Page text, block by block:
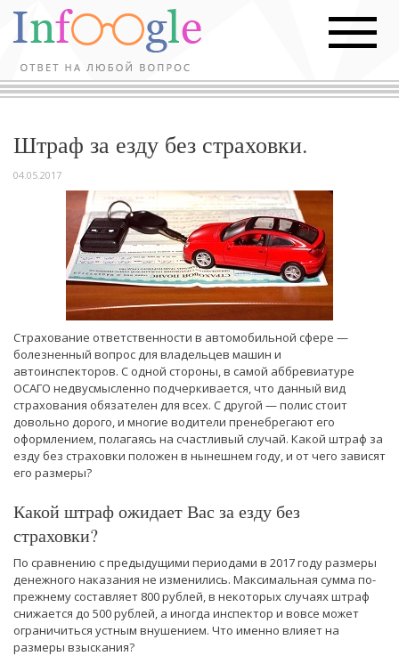
Штраф за езду без страховки.
04.05.2017
Страхование ответственности в автомобильной сфере —
болезненный вопрос для владельцев машин и
автоинспекторов. С одной стороны, в самой аббревиатуре
ОСАГО недвусмысленно подчеркивается, что данный вид
страхования обязателен для всех. С другой — полис стоит
довольно дорого, и многие водители пренебрегают его
оформлением, полагаясь на счастливый случай. Какой штраф за
езду без страховки положен в нынешнем году, и от чего зависят
его размеры?
Какой штраф ожидает Вас за езду без
страховки?
По сравнению с предыдущими периодами в 2017 году размеры
денежного наказания не изменились. Максимальная сумма по-
прежнему составляет 800 рублей, в некоторых случаях штраф
снижается до 500 рублей, а иногда инспектор и вовсе может
ограничиться устным внушением. Что именно влияет на
размеры взыскания?